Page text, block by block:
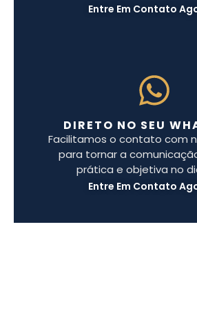
Entre Em Contato
DIRETO NO SEU
Facilitamos o contato com
para tornar a
prática e objetiva no
Entre Em Contato